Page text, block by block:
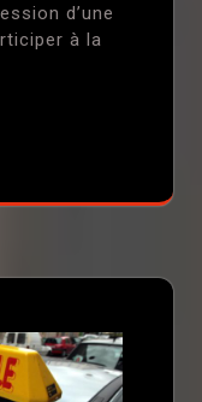
d’une
à la